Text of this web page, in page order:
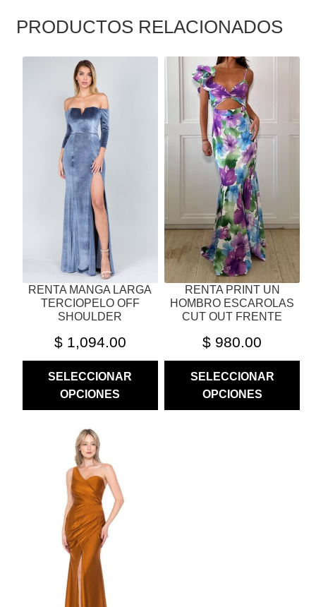
PRODUCTOS RELACIONADOS
RENTA MANGA LARGA
TERCIOPELO OFF
SHOULDER
$1,094.00
SELECCIONAR
OPCIONES
PRODUCTO
MÚLTIPLES
VARIANTES.
OPCIONES
PUEDEN
ELEGIR
PÁGINA
DE
PRODUCTO
RENTA PRINT UN
HOMBRO ESCAROLAS
CUT OUT FRENTE
$ 980.00
SELECCIONAR
OPCIONES
PRODUCTO
MÚLTIPLES
VARIANTES.
OPCIONES
ELEGIR
LA
PÁGINA
PRODUCTO
PRODUCTO
MÚLTIPLES
VARIANTES.
OPCIONES